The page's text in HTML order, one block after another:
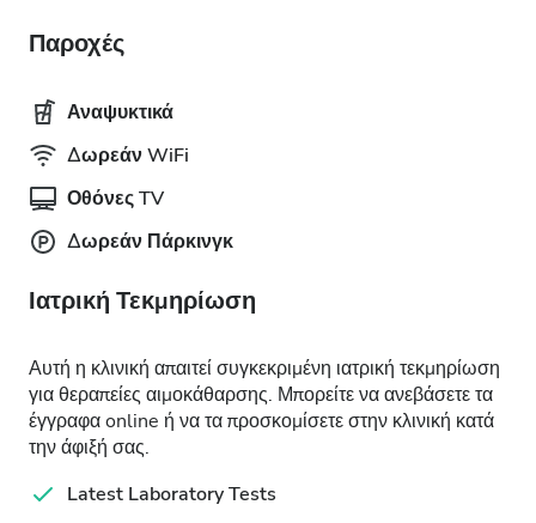
Παροχές
Αναψυκτικά
Δωρεάν WiFi
Οθόνες TV
Δωρεάν Πάρκινγκ
Ιατρική Τεκμηρίωση
Αυτή η κλινική απαιτεί συγκεκριμένη ιατρική τεκμηρίωση
για θεραπείες αιμοκάθαρσης. Μπορείτε να ανεβάσετε τα
έγγραφα online ή να τα προσκομίσετε στην κλινική κατά
την άφιξή σας.
Latest Laboratory Tests